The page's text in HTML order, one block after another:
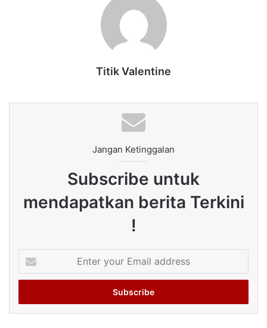
Titik Valentine
Jangan Ketinggalan
Subscribe untuk
mendapatkan berita Terkini
!
your
Email